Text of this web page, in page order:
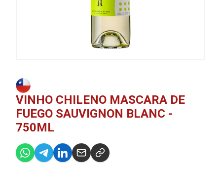
VINHO CHILENO MASCARA DE
FUEGO SAUVIGNON BLANC -
750ML